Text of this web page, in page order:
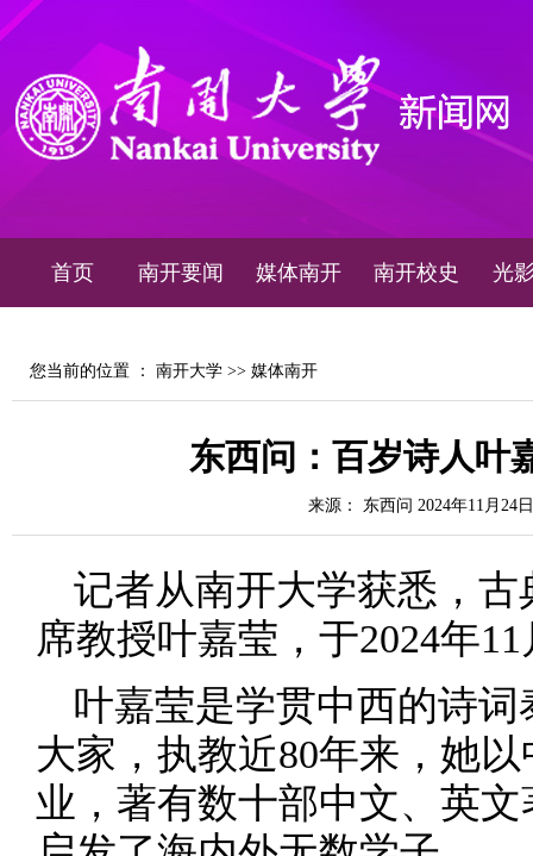
首页 南开要闻 媒体南开 南开校史 光
您当前的位置 ： 南开大学 >> 媒体南开
东西问：百岁诗人叶
来源： 东西问 2024年11月24日
记者从南开大学获悉，
席教授叶嘉莹，于2024年
叶嘉莹是学贯中西的诗
大家，执教近80年来，她
业，著有数十部中文、英